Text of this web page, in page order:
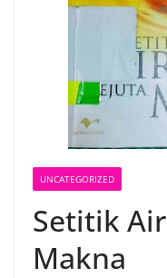
UNCATEGORIZED
Setitik
Makna